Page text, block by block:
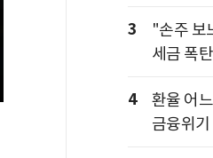
3
"손주 보
세금 폭
4
환율 어
금융위